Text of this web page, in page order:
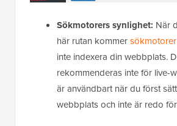
Sökmotorers synlighet: När
här rutan kommersökmotorer
inte indexera din webbplats.
rekommenderas inte för live-
är användbart när du först
webbplats och inte är redo